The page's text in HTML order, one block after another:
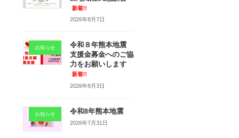
新着!!
2026年8月7日
お知らせ
令和８年熊本地震
支援金募金へのご協
力をお願いします
新着!!
2026年8月3日
お知らせ 令和8年熊本地震
2026年7月31日